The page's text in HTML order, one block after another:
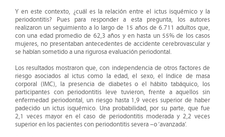
Y en este contexto, ¿cuál es la relación entre el ictus isquémico y la
periodontitis? Pues para responder a esta pregunta, los autores
realizaron un seguimiento a lo largo de 15 años de 6.711 adultos que,
con una edad promedio de 62,3 años y en hasta un 55% de los casos
mujeres, no presentaban antecedentes de accidente cerebrovascular y
se habían sometido a una rigurosa evaluación periodontal.
Los resultados mostraron que, con independencia de otros factores de
riesgo asociados al ictus como la edad, el sexo, el índice de masa
corporal (IMC), la presencia de diabetes o el hábito tabáquico, los
participantes con periodontitis leve tuvieron, frente a aquellos sin
enfermedad periodontal, un riesgo hasta 1,9 veces superior de haber
padecido un ictus isquémico. Una probabilidad, por su parte, que fue
2,1 veces mayor en el caso de periodontitis moderada y 2,2 veces
superior en los pacientes con periodontitis severa –o ‘avanzada’.